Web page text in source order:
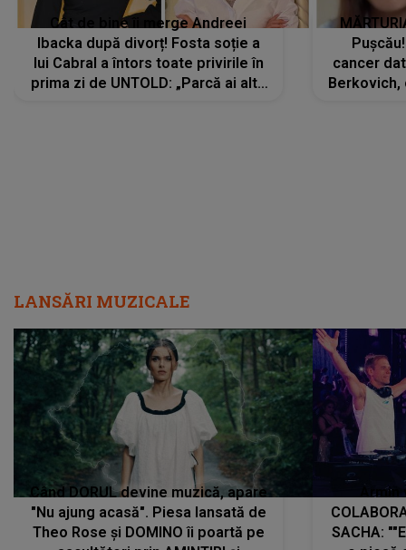
Cât de bine îi merge Andreei
Ibacka după divorț! Fosta soție a
lui Cabral a întors toate privirile în
prima zi de UNTOLD: „Parcă ai altă
cancer
Berkovich,
LANSĂRI MUZICALE
Când DORUL devine muzică, apare
"Nu ajung acasă". Piesa lansată de
Theo Rose și DOMINO îi poartă pe
SACHA: